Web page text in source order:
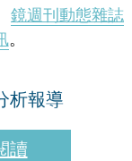
鏡週刊動態雜誌
。
析報導
讀